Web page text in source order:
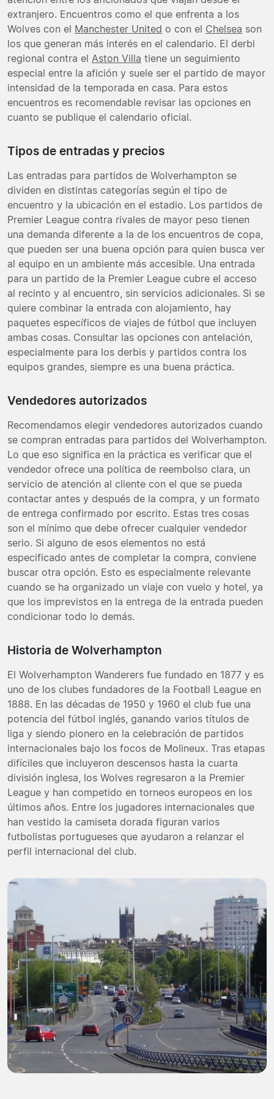
extranjero. Encuentros como el que enfrenta a los
Wolves con el Manchester United o con el Chelsea son
los que generan más interés en el calendario. El derbi
regional contra el Aston Villa tiene un seguimiento
especial entre la afición y suele ser el partido de mayor
intensidad de la temporada en casa. Para estos
encuentros es recomendable revisar las opciones en
cuanto se publique el calendario oficial.
Tipos de entradas y precios
Las entradas para partidos de Wolverhampton se
dividen en distintas categorías según el tipo de
encuentro y la ubicación en el estadio. Los partidos de
Premier League contra rivales de mayor peso tienen
una demanda diferente a la de los encuentros de copa,
que pueden ser una buena opción para quien busca ver
al equipo en un ambiente más accesible. Una entrada
para un partido de la Premier League cubre el acceso
al recinto y al encuentro, sin servicios adicionales. Si se
quiere combinar la entrada con alojamiento, hay
paquetes específicos de viajes de fútbol que incluyen
ambas cosas. Consultar las opciones con antelación,
especialmente para los derbis y partidos contra los
equipos grandes, siempre es una buena práctica.
Vendedores autorizados
Recomendamos elegir vendedores autorizados cuando
se compran entradas para partidos del Wolverhampton.
Lo que eso significa en la práctica es verificar que el
vendedor ofrece una política de reembolso clara, un
servicio de atención al cliente con el que se pueda
contactar antes y después de la compra, y un formato
de entrega confirmado por escrito. Estas tres cosas
son el mínimo que debe ofrecer cualquier vendedor
serio. Si alguno de esos elementos no está
especificado antes de completar la compra, conviene
buscar otra opción. Esto es especialmente relevante
cuando se ha organizado un viaje con vuelo y hotel, ya
que los imprevistos en la entrega de la entrada pueden
condicionar todo lo demás.
Historia de Wolverhampton
El Wolverhampton Wanderers fue fundado en 1877 y es
uno de los clubes fundadores de la Football League en
1888. En las décadas de 1950 y 1960 el club fue una
potencia del fútbol inglés, ganando varios títulos de
liga y siendo pionero en la celebración de partidos
internacionales bajo los focos de Molineux. Tras etapas
difíciles que incluyeron descensos hasta la cuarta
división inglesa, los Wolves regresaron a la Premier
League y han competido en torneos europeos en los
últimos años. Entre los jugadores internacionales que
han vestido la camiseta dorada figuran varios
futbolistas portugueses que ayudaron a relanzar el
perfil internacional del club.